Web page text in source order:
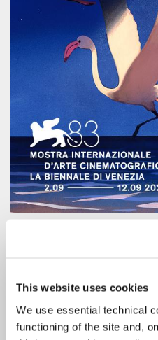
This website uses cookies
We use essential technical
functioning of the site and,
PROIEZIONI PER IL
Il servizio di vendita online dei
partire dalle ore 15 di martedì 11